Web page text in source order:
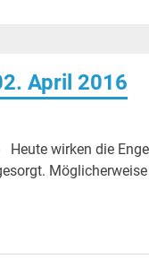
April 2016
wirken die